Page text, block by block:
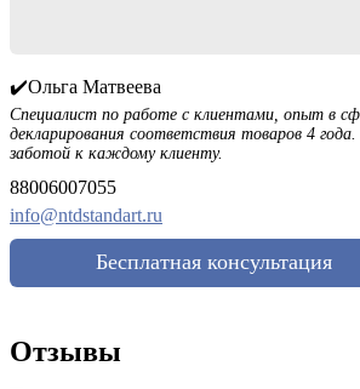
✔️Ольга Матвеева
Специалист по работе с клиентами, опыт в
декларирования соответствия товаров 4
заботой к каждому клиенту.
88006007055
info@ntdstandart.ru
Бесплатная консультация
Отзывы